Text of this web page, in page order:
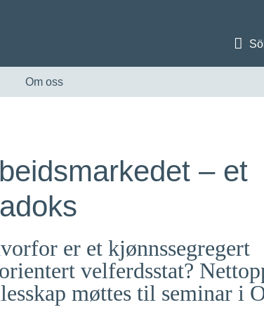
Om oss
– et
er et kjønnssegregert
velferdsstat?
møttes til seminar i